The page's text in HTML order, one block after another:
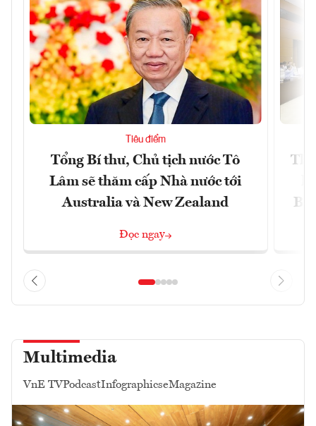
Tiêu điểm
Tổng Bí thư, Chủ tịch nước Tô
Lâm sẽ thăm cấp Nhà nước tới
Australia và New Zealand
Đọc ngay
Multimedia
VnE TVPodcastInfographicseMagazine